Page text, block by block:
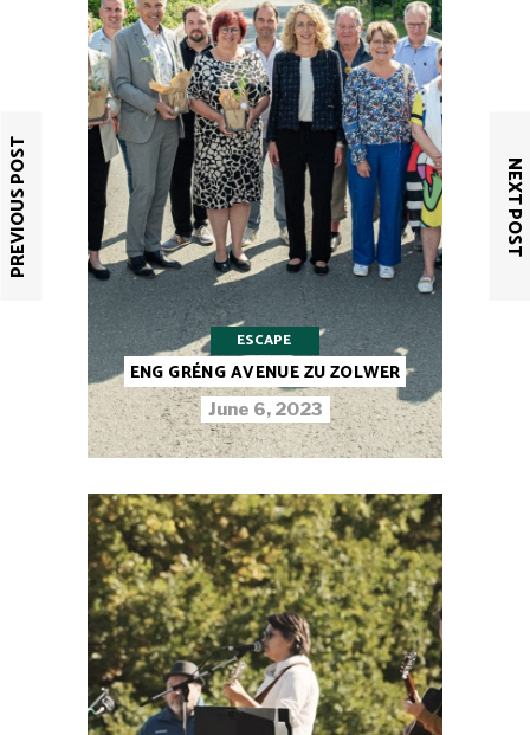
PREVIOUS POST NEXT POST
ESCAPE
ENG GRÉNG AVENUE ZU ZOLWER
June 6, 2023